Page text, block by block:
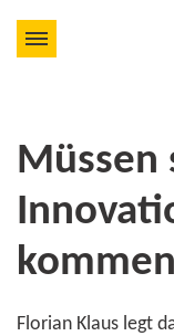
Müssen
Florian Klaus legt